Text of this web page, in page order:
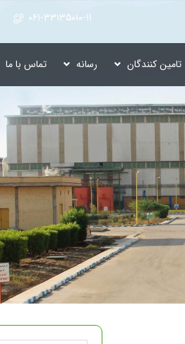
۰۶۱-۳۳۱۳۵۰۱۰-۱۱
تامین کنندگان رسانه تماس با ما